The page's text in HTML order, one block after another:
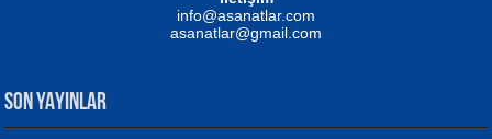
info@asanatlar.com
asanatlar@gmail.com
SON YAYINLAR